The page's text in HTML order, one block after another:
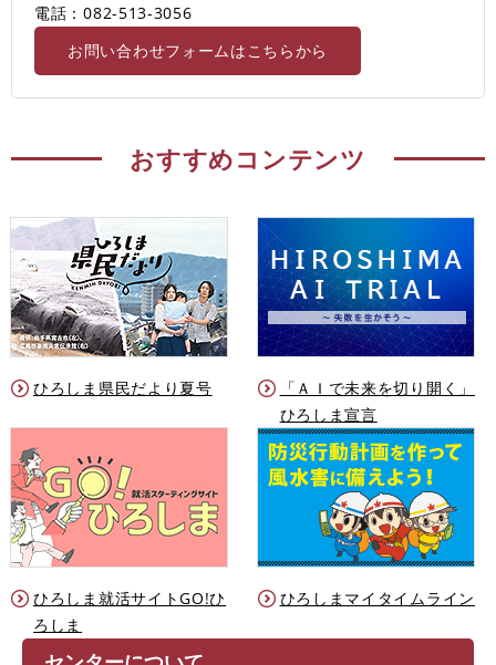
電話：082-513-3056
お問い合わせフォームはこちらから
おすすめコンテンツ
ひろしま県民だより夏号
「ＡＩで未来を切り開く」
ひろしま宣言
ひろしま就活サイトGO!ひ
ろしま
ひろしまマイタイムライン